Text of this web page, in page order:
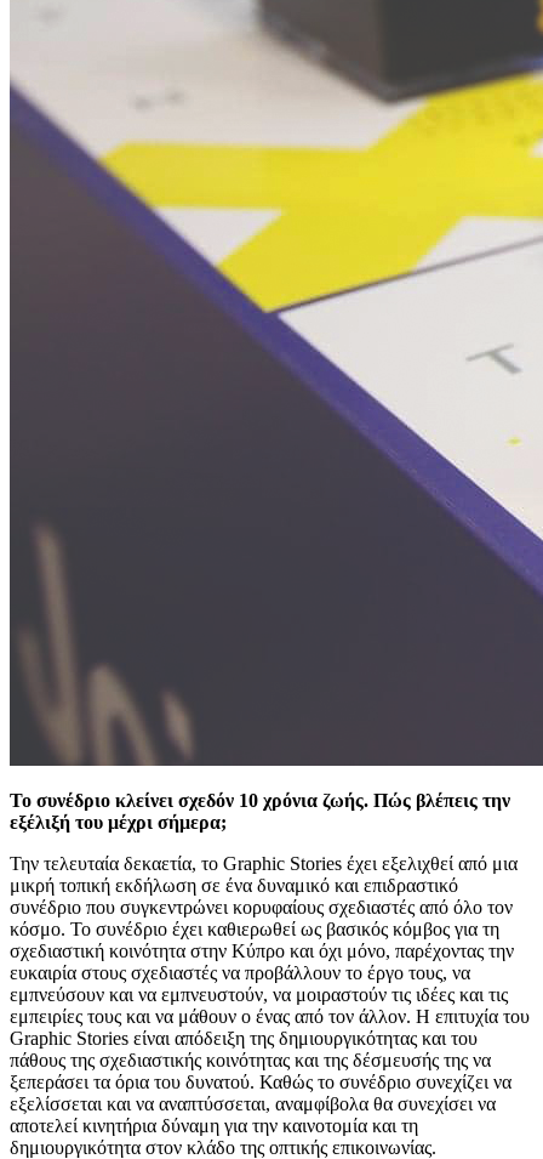
Το συνέδριο κλείνει σχεδόν 10 χρόνια ζωής. Πώς βλέπεις την
εξέλιξή του μέχρι σήμερα;
Την τελευταία δεκαετία, το Graphic Stories έχει εξελιχθεί από μια
μικρή τοπική εκδήλωση σε ένα δυναμικό και επιδραστικό
συνέδριο που συγκεντρώνει κορυφαίους σχεδιαστές από όλο τον
κόσμο. Το συνέδριο έχει καθιερωθεί ως βασικός κόμβος για τη
σχεδιαστική κοινότητα στην Κύπρο και όχι μόνο, παρέχοντας την
ευκαιρία στους σχεδιαστές να προβάλλουν το έργο τους, να
εμπνεύσουν και να εμπνευστούν, να μοιραστούν τις ιδέες και τις
εμπειρίες τους και να μάθουν ο ένας από τον άλλον. Η επιτυχία του
Graphic Stories είναι απόδειξη της δημιουργικότητας και του
πάθους της σχεδιαστικής κοινότητας και της δέσμευσής της να
ξεπεράσει τα όρια του δυνατού. Καθώς το συνέδριο συνεχίζει να
εξελίσσεται και να αναπτύσσεται, αναμφίβολα θα συνεχίσει να
αποτελεί κινητήρια δύναμη για την καινοτομία και τη
δημιουργικότητα στον κλάδο της οπτικής επικοινωνίας.